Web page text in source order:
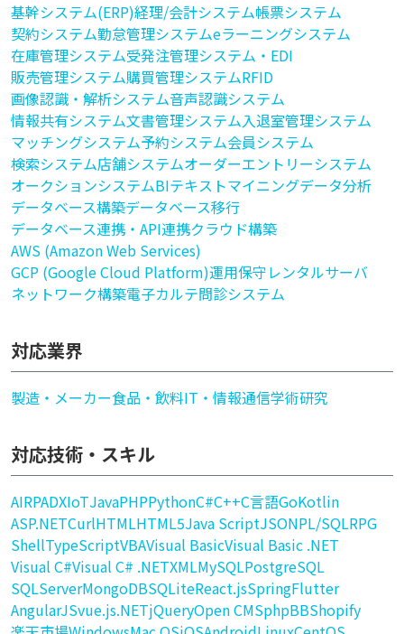
基幹システム(ERP)経理/会計システム帳票システム
契約システム勤怠管理システムeラーニングシステム
在庫管理システム受発注管理システム・EDI
販売管理システム購買管理システムRFID
画像認識・解析システム音声認識システム
情報共有システム文書管理システム入退室管理システム
マッチングシステム予約システム会員システム
検索システム店舗システムオーダーエントリーシステム
オークションシステムBIテキストマイニングデータ分析
データベース構築データベース移行
データベース連携・API連携クラウド構築
AWS (Amazon Web Services)
GCP (Google Cloud Platform)運用保守レンタルサーバ
ネットワーク構築電子カルテ問診システム
対応業界
製造・メーカー食品・飲料IT・情報通信学術研究
対応技術・スキル
AIRPADXIoTJavaPHPPythonC#C++C言語GoKotlin
ASP.NETCurlHTMLHTML5Java ScriptJSONPL/SQLRPG
ShellTypeScriptVBAVisual BasicVisual Basic .NET
Visual C#Visual C# .NETXMLMySQLPostgreSQL
SQLServerMongoDBSQLiteReact.jsSpringFlutter
AngularJSvue.js.NETjQueryOpen CMSphpBBShopify